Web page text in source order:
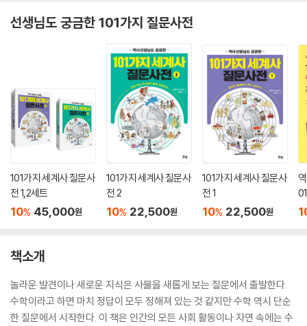
선생님도 궁금한 101가지 질문사전
101가지 세계사 질문사
전 1,2세트
10% 45,000원
101가지 세계사 질문사
전 2
10% 22,500원
101가지 세계사 질문사
전 1
10% 22,500원
전
책소개
놀라운 발견이나 새로운 지식은 사물을 새롭게 보는 질문에서 출발한다.
수학이라고 하면 마치 정답이 모두 정해져 있는 것 같지만 수학 역시 단순
한 질문에서 시작한다. 이 책은 인간의 모든 사회 활동이나 자연 속에는 수